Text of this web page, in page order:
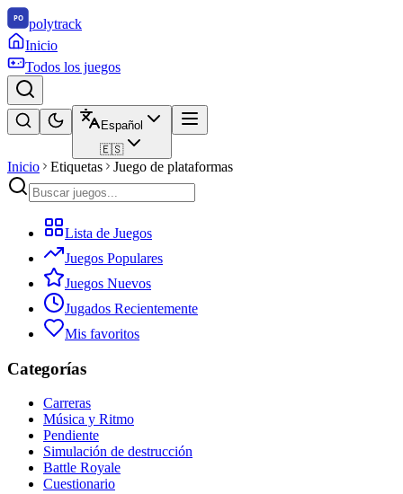
polytrack
Inicio
Todos los juegos
Español
🇪🇸
Inicio Etiquetas Juego de plataformas
Lista de Juegos
Juegos Populares
Juegos Nuevos
Jugados Recientemente
Mis favoritos
Categorías
Carreras
Música y Ritmo
Pendiente
Simulación de destrucción
Battle Royale
Cuestionario